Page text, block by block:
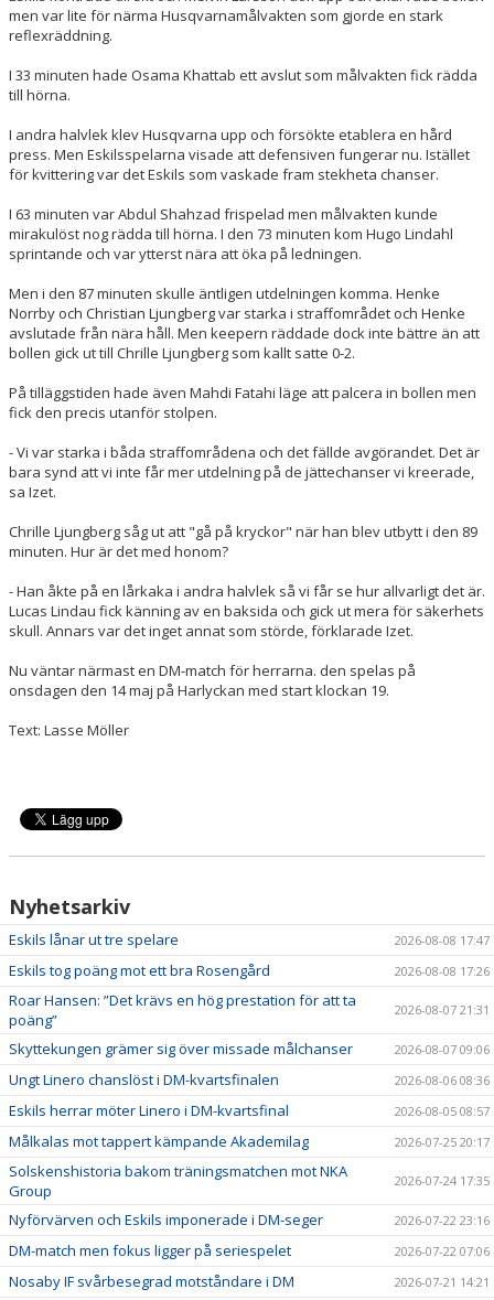
men var lite för närma Husqvarnamålvakten som gjorde en stark
reflexräddning.
I 33 minuten hade Osama Khattab ett avslut som målvakten fick rädda
till hörna.
I andra halvlek klev Husqvarna upp och försökte etablera en hård
press. Men Eskilsspelarna visade att defensiven fungerar nu. Istället
för kvittering var det Eskils som vaskade fram stekheta chanser.
I 63 minuten var Abdul Shahzad frispelad men målvakten kunde
mirakulöst nog rädda till hörna. I den 73 minuten kom Hugo Lindahl
sprintande och var ytterst nära att öka på ledningen.
Men i den 87 minuten skulle äntligen utdelningen komma. Henke
Norrby och Christian Ljungberg var starka i straffområdet och Henke
avslutade från nära håll. Men keepern räddade dock inte bättre än att
bollen gick ut till Chrille Ljungberg som kallt satte 0-2.
På tilläggstiden hade även Mahdi Fatahi läge att palcera in bollen men
fick den precis utanför stolpen.
- Vi var starka i båda straffområdena och det fällde avgörandet. Det är
bara synd att vi inte får mer utdelning på de jättechanser vi kreerade,
sa Izet.
Chrille Ljungberg såg ut att "gå på kryckor" när han blev utbytt i den 89
minuten. Hur är det med honom?
- Han åkte på en lårkaka i andra halvlek så vi får se hur allvarligt det är.
Lucas Lindau fick känning av en baksida och gick ut mera för säkerhets
skull. Annars var det inget annat som störde, förklarade Izet.
Nu väntar närmast en DM-match för herrarna. den spelas på
onsdagen den 14 maj på Harlyckan med startklockan 19.
Text: Lasse Möller
Nyhetsarkiv
Eskils lånar ut tre spelare 2026-08-08 17:47
Eskils tog poäng mot ett bra Rosengård 2026-08-08 17:26
Roar Hansen: ”Det krävs en hög prestation för att ta
poäng”
2026-08-07 21:31
Skyttekungen grämer sig över missade målchanser 2026-08-07 09:06
Ungt Linero chanslöst i DM-kvartsfinalen 2026-08-06 08:36
Eskils herrar möter Linero i DM-kvartsfinal 2026-08-05 08:57
Målkalas mot tappert kämpande Akademilag 2026-07-25 20:17
Solskenshistoria bakom träningsmatchen mot NKA
Group
2026-07-24 17:35
Nyförvärven och Eskils imponerade i DM-seger 2026-07-22 23:16
DM-match men fokus ligger på seriespelet 2026-07-22 07:06
Nosaby IF svårbesegrad motståndare i DM 2026-07-21 14:21